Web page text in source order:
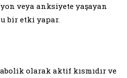
veya anksiyete yaşayan
bir etki yapar.
olarak aktif kısmıdır ve